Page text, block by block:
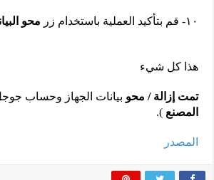
١٠- قم بتأكيد العملية باستخدام زر محو
هذا كل شيء
تمت إزالة / محوبيانات الجهاز وحساب
المصنع).
المصدر